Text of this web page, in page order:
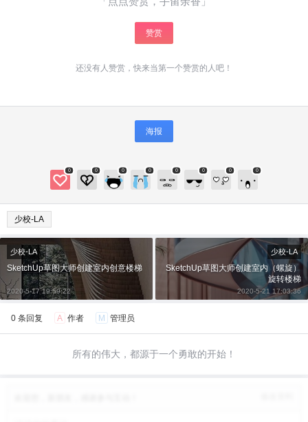
赞赏
还没有人赞赏，快来当第一个赞赏的人吧！
海报
0 0 0 0 0 0 0 0
少校-LA
5
20 元 50 自定义
立刻支付
微信支付
少校-LA
SketchUp草图大师创建室内创意楼梯
2020-5-17 19:59:22
少校-LA
SketchUp草图大师创建室内（螺旋）
旋转楼梯
2020-5-21 17:03:36
0 条回复 A 作者 M 管理员
所有的伟大，都源于一个勇敢的开始！
限。
忘记密码？